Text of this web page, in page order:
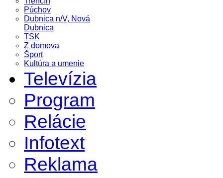
Púchov
Dubnica n/V, Nová
Dubnica
TSK
Z domova
Šport
Kultúra a umenie
Televízia
Program
Relácie
Infotext
Reklama